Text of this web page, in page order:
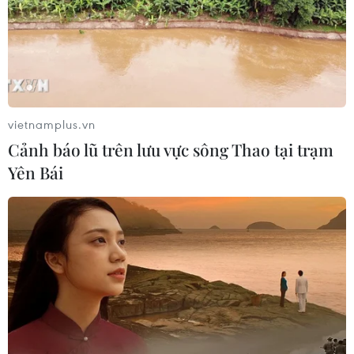
07/08/2026 11:18
Có 50 cơ sở kiểm nghiệm được GACC
chấp nhận phục vụ xuất khẩu mít,
07/08/2026 10:27
kế hoạch mở lại Eo biển Hormuz
07/08/2026 08:58
Nhà đầu tư Anh đề xuất siêu dự án Tổ
hợp cảng biển 18 tỷ USD tại Quảng
vietnamplus.vn
Cảnh báo lũ trên lưu vực sông Thao tại trạm
Yên Bái